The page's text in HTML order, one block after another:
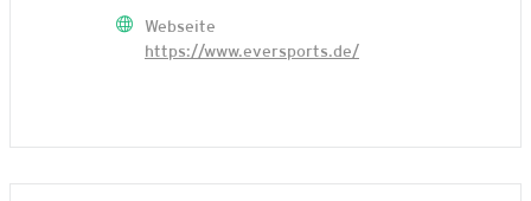
Webseite
https://www.eversports.de/